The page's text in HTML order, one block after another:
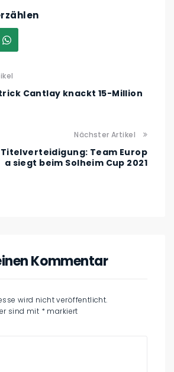
Cantlay knackt 15-Million
Nächster Artikel
Team Europ
a siegt beim Solheim Cup 2021
Kommentar
wird nicht veröffentlicht.
sind mit * markiert